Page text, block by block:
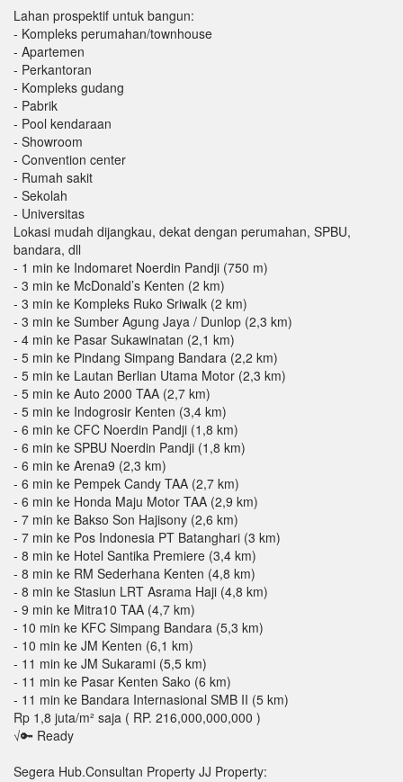
Lahan prospektif untuk bangun:
- Kompleks perumahan/townhouse
- Apartemen
- Perkantoran
- Kompleks gudang
- Pabrik
- Pool kendaraan
- Showroom
- Convention center
- Rumah sakit
- Sekolah
- Universitas
Lokasi mudah dijangkau, dekat dengan perumahan, SPBU,
bandara, dll
- 1 min ke Indomaret Noerdin Pandji (750 m)
- 3 min ke McDonald’s Kenten (2 km)
- 3 min ke Kompleks Ruko Sriwalk (2 km)
- 3 min ke Sumber Agung Jaya / Dunlop (2,3 km)
- 4 min ke Pasar Sukawinatan (2,1 km)
- 5 min ke Pindang Simpang Bandara (2,2 km)
- 5 min ke Lautan Berlian Utama Motor (2,3 km)
- 5 min ke Auto 2000 TAA (2,7 km)
- 5 min ke Indogrosir Kenten (3,4 km)
- 6 min ke CFC Noerdin Pandji (1,8 km)
- 6 min ke SPBU Noerdin Pandji (1,8 km)
- 6 min ke Arena9 (2,3 km)
- 6 min ke Pempek Candy TAA (2,7 km)
- 6 min ke Honda Maju Motor TAA (2,9 km)
- 7 min ke Bakso Son Hajisony (2,6 km)
- 7 min ke Pos Indonesia PT Batanghari (3 km)
- 8 min ke Hotel Santika Premiere (3,4 km)
- 8 min ke RM Sederhana Kenten (4,8 km)
- 8 min ke Stasiun LRT Asrama Haji (4,8 km)
- 9 min ke Mitra10 TAA (4,7 km)
- 10 min ke KFC Simpang Bandara (5,3 km)
- 10 min ke JM Kenten (6,1 km)
- 11 min ke JM Sukarami (5,5 km)
- 11 min ke Pasar Kenten Sako (6 km)
- 11 min ke Bandara Internasional SMB II (5 km)
Rp 1,8 juta/m² saja ( RP. 216,000,000,000 )
√🔑 Ready
Segera Hub.Consultan Property JJ Property: